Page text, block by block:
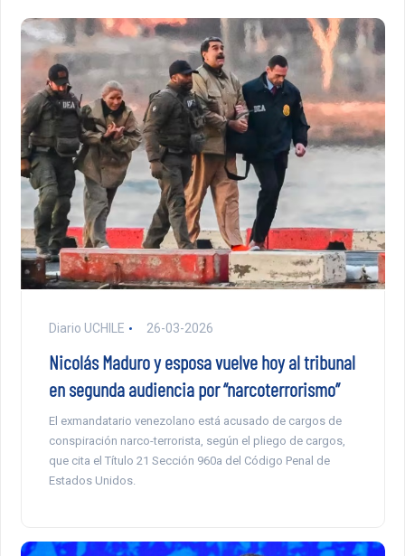
Diario UCHILE 26-03-2026
Nicolás Maduro y esposa vuelve hoy al tribunal
en segunda audiencia por “narcoterrorismo”
El exmandatario venezolano está acusado de cargos de
conspiración narco-terrorista, según el pliego de cargos,
que cita el Título 21 Sección 960a del Código Penal de
Estados Unidos.